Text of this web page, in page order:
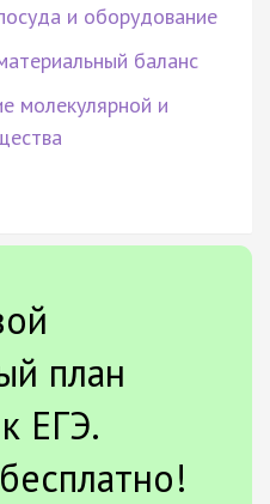
и оборудование
баланс
молекулярной и
план
ЕГЭ.